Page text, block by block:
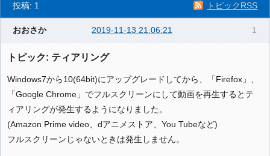
トピックRSS
投稿: 1
1
おおさか 2019-11-13 21:06:21
トピック: ティアリング
Windows7から10(64bit)にアップグレードしてから、「Firefox」、
「Google Chrome」でフルスクリーンにして動画を再生するとテ
ィアリングが発生するようになりました。
(Amazon Prime video、dアニメストア、You Tubeなど)
フルスクリーンじゃないときは発生しません。